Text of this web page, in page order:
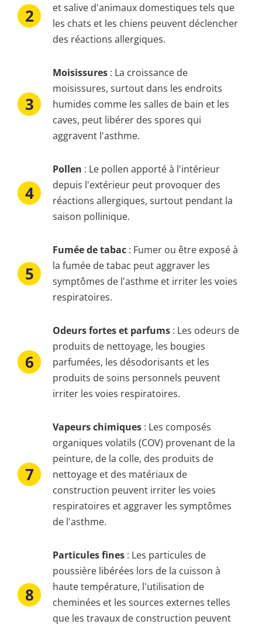
et salive d'animaux domestiques tels que
les chats et les chiens peuvent déclencher
des réactions allergiques.
Moisissures : La croissance de
moisissures, surtout dans les endroits
humides comme les salles de bain et les
caves, peut libérer des spores qui
aggravent l'asthme.
Pollen : Le pollen apporté à l'intérieur
depuis l'extérieur peut provoquer des
réactions allergiques, surtout pendant la
saison pollinique.
Fumée de tabac : Fumer ou être exposé à
la fumée de tabac peut aggraver les
symptômes de l'asthme et irriter les voies
respiratoires.
Odeurs fortes et parfums : Les odeurs de
produits de nettoyage, les bougies
parfumées, les désodorisants et les
produits de soins personnels peuvent
irriter les voies respiratoires.
Vapeurs chimiques : Les composés
organiques volatils (COV) provenant de la
peinture, de la colle, des produits de
nettoyage et des matériaux de
construction peuvent irriter les voies
respiratoires et aggraver les symptômes
de l'asthme.
Particules fines : Les particules de
poussière libérées lors de la cuisson à
haute température, l'utilisation de
cheminées et les sources externes telles
que les travaux de construction peuvent